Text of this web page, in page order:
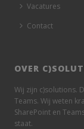
Vacatures
Contact
OVER
Wij zijn c)solutions.
Teams. Wij weten
SharePoint en
staat.